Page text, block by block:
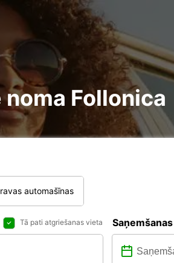
Follonica
automašīnas
Tā pati atgriešanas vieta